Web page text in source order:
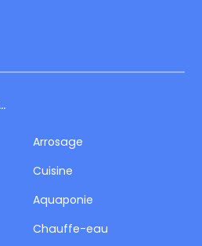
Arrosage
Cuisine
Aquaponie
Chauffe-eau